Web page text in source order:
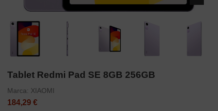
Tablet Redmi Pad SE 8GB 256GB
Marca: XIAOMI
184,29 €